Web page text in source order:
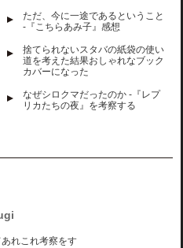
ただ、今に一途であるということ
-『こちらあみ子』感想
捨てられないスタバの紙袋の使い
道を考えた結果おしゃれなブック
カバーになった
なぜシロクマだったのか -『レプ
リカたちの夜』を考察する
れこれ考察をす